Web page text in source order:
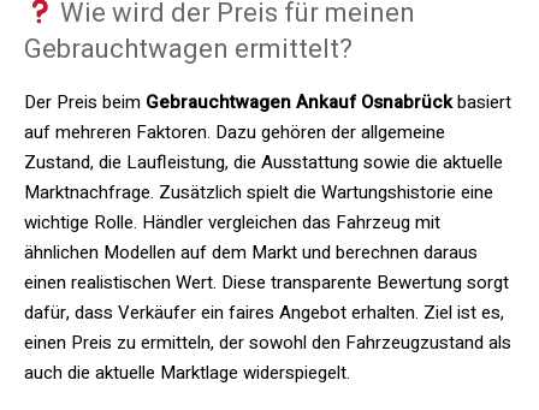
Wie wird der Preis für meinen
Gebrauchtwagen ermittelt?
Der Preis beim Gebrauchtwagen Ankauf Osnabrückbasiert
auf mehreren Faktoren. Dazu gehören der allgemeine
Zustand, die Laufleistung, die Ausstattung sowie die aktuelle
Marktnachfrage. Zusätzlich spielt die Wartungshistorie eine
wichtige Rolle. Händler vergleichen das Fahrzeug mit
ähnlichen Modellen auf dem Markt und berechnen daraus
einen realistischen Wert. Diese transparente Bewertung sorgt
dafür, dass Verkäufer ein faires Angebot erhalten. Ziel ist es,
einen Preis zu ermitteln, der sowohl den Fahrzeugzustand als
auch die aktuelle Marktlage widerspiegelt.